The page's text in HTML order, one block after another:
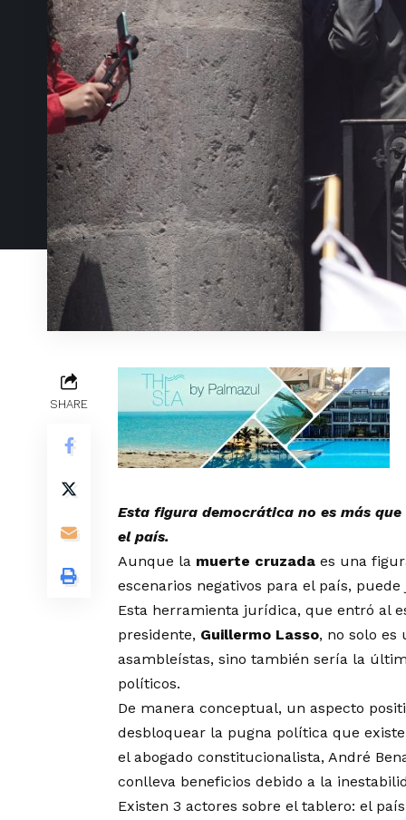
SHARE
Esta figura democrática no es más
el país.
Aunque la muerte cruzada es una
escenarios negativos para el país,
Esta herramienta jurídica, que entró al
presidente, Guillermo Lasso, no solo es
asambleístas, sino también sería la
políticos.
De manera conceptual, un aspecto
desbloquear la pugna política que
el abogado constitucionalista, André
conlleva beneficios debido a la
Existen 3 actores sobre el tablero: el